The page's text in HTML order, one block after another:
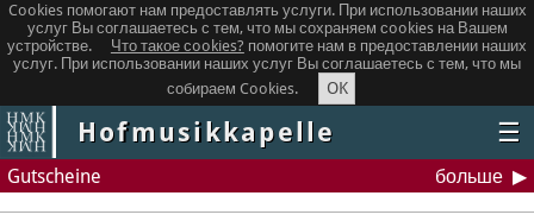
Cookies помогают нам предоставлять услуги. При использовании наших
услуг Вы соглашаетесь с тем, что мы сохраняем сookies на Вашем
устройстве.
Что такое сookies? помогите нам в предоставлении наших
услуг. При использовании наших услуг Вы соглашаетесь с тем, что мы
собираем Cookies.
OK
Hofmusikkapelle ☰
Gutscheine больше